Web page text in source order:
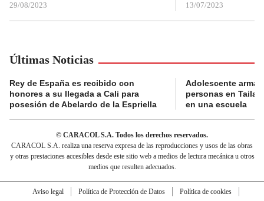
29/08/2023 13/07/2023
Últimas Noticias
Rey de España es recibido con
honores a su llegada a Cali para
posesión de Abelardo de la Espriella
Adolescente
personas en
en una escuela
© CARACOL S.A. Todos los derechos reservados.
CARACOL S.A. realiza una reserva expresa de las reproducciones y usos de las obras
y otras prestaciones accesibles desde este sitio web a medios de lectura mecánica u otros
medios que resulten adecuados.
Aviso legal Política de Protección de Datos
Política de cookies